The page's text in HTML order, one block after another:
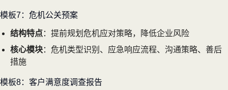
模板7：危机公关预案
结构特点：提前规划危机应对策略，降低企业风险
核心模块：危机类型识别、应急响应流程、沟通策略、善后
措施
模板8：客户满意度调查报告